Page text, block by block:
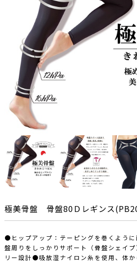
極美骨盤 骨盤80Ｄレギンス
●ヒップアップ：テーピングを巻くよう
盤周りをしっかりサポート（骨盤シェイ
リー設計●吸放湿ナイロン糸を使用、体